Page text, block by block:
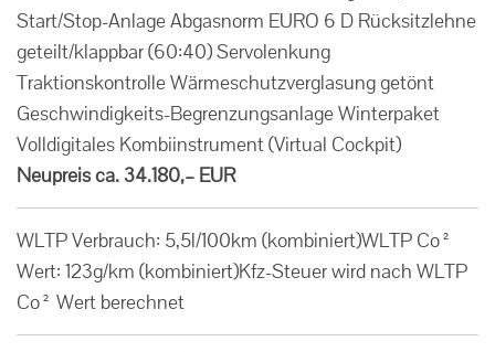
Start/Stop-Anlage Abgasnorm EURO 6 D Rücksitzlehne
geteilt/klappbar (60:40) Servolenkung
Traktionskontrolle Wärmeschutzverglasung getönt
Geschwindigkeits-Begrenzungsanlage Winterpaket
Volldigitales Kombiinstrument (Virtual Cockpit)
Neupreis ca. 34.180,– EUR
WLTP Verbrauch: 5,5l/100km (kombiniert)WLTP Co²
Wert: 123g/km (kombiniert)Kfz-Steuer wird nach WLTP
Co² Wert berechnet